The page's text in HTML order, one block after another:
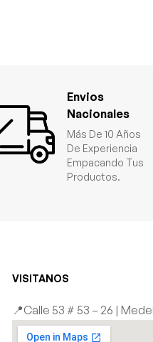
Envios
Nacionales
Más De 10 Años
De Experiencia
Empacando Tus
Productos.
VISITANOS
📍Calle 53 # 53 – 26 |